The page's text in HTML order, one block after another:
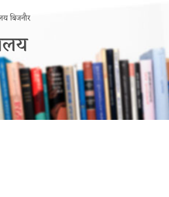
बिजनौर